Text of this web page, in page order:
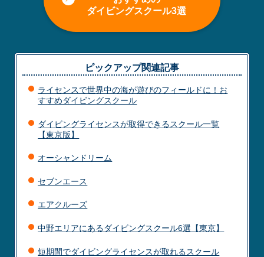
ダイビングスクール3選
ピックアップ関連記事
ライセンスで世界中の海が遊びのフィールドに！お
すすめダイビングスクール
ダイビングライセンスが取得できるスクール一覧
【東京版】
オーシャンドリーム
セブンエース
エアクルーズ
中野エリアにあるダイビングスクール6選【東京】
短期間でダイビングライセンスが取れるスクール